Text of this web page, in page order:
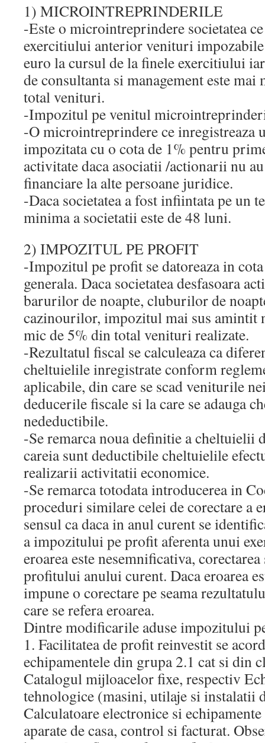
1) MICROINTREPRINDERILE
-Este o microintreprindere societatea
exercitiului anterior venituri
euro la cursul de la finele exercitiului
de consultanta si management este mai
total venituri.
-Impozitul pe venitul
-O microintreprindere ce inregistreaza
impozitata cu o cota de 1% pentru
activitate daca asociatii /actionarii nu
financiare la alte persoane juridice.
-Daca societatea a fost infiintata pe un
minima a societatii este de 48 luni.
2) IMPOZITUL PE PROFIT
-Impozitul pe profit se datoreaza in
generala. Daca societatea desfasoara
barurilor de noapte, cluburilor de
cazinourilor, impozitul mai sus amintit
mic de 5% din total venituri realizate.
-Rezultatul fiscal se calculeaza ca
cheltuielile inregistrate conform
aplicabile, din care se scad veniturile
deducerile fiscale si la care se adauga
nedeductibile.
-Se remarca noua definitie a cheltuielii
careia sunt deductibile cheltuielile
realizarii activitatii economice.
-Se remarca totodata introducerea in
proceduri similare celei de corectare a
sensul ca daca in anul curent se
a impozitului pe profit aferenta unui
eroarea este nesemnificativa, corectarea
profitului anului curent. Daca eroarea
impune o corectare pe seama
care se refera eroarea.
Dintre modificarile aduse impozitului
1. Facilitatea de profit reinvestit se
echipamentele din grupa 2.1 cat si din
Catalogul mijloacelor fixe, respectiv
tehnologice (masini, utilaje si instalatii
Calculatoare electronice si
aparate de casa, control si facturat.